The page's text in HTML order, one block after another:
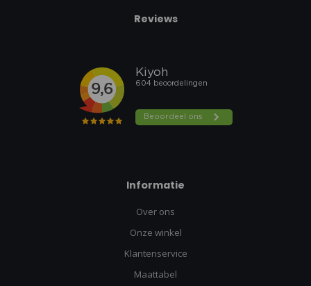
Reviews
Informatie
Over ons
Onze winkel
Klantenservice
Maattabel